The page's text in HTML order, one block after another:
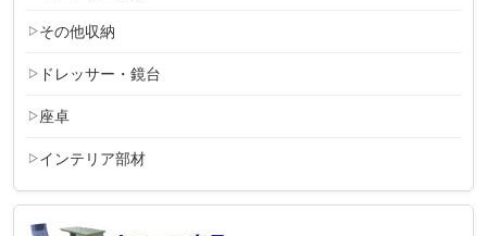
その他収納
ドレッサー・鏡台
座卓
インテリア部材